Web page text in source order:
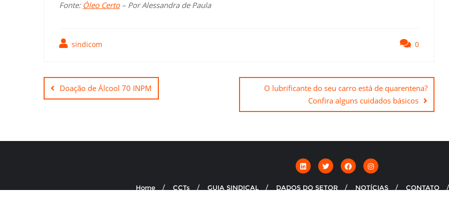
Fonte: Óleo Certo– Por Alessandra de Paula
sindicom 0
deDoação de Álcool 70 INPM
O lubrificante do seu carro está de quarentena?
Confira alguns cuidados básicos
Home CCTs GUIA SINDICAL DADOS DO SETOR NOTÍCIAS CONTATO